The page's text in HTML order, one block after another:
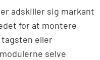
adskiller sig markant
for at montere
eller
selve